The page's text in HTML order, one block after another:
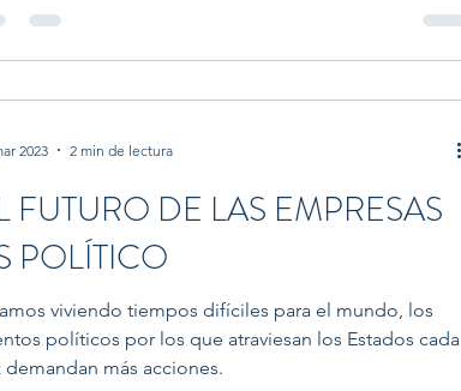
FUTURO DE LAS EMPRESAS
POLÍTICO
viviendo tiempos difíciles para el mundo, los
políticos por los que atraviesan los Estados cada
demandan más acciones.
2023 2 min de lectura